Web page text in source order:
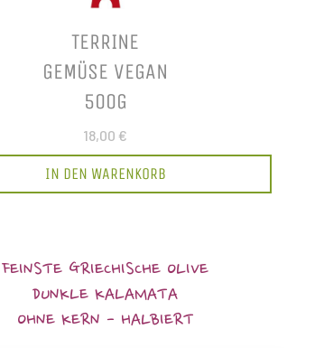
TERRINE
GEMÜSE VEGAN
500G
18,00 €
IN DEN WARENKORB
FEINSTE GRIECHISCHE OLIVE
DUNKLE KALAMATA
OHNE KERN - HALBIERT